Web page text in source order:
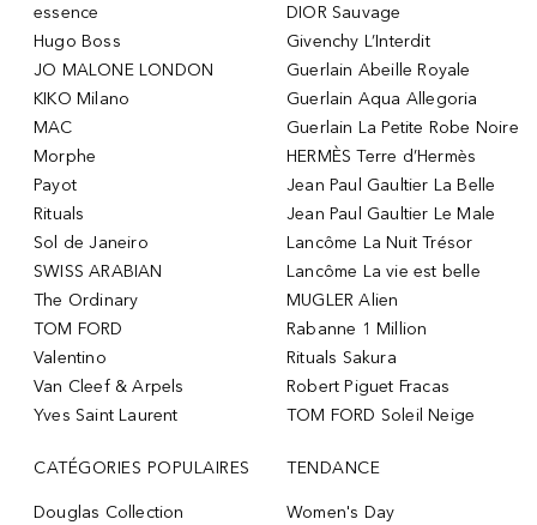
essence
Hugo Boss
JO MALONE LONDON
KIKO Milano
MAC
Morphe
Payot
Rituals
Sol de Janeiro
SWISS ARABIAN
The Ordinary
TOM FORD
Valentino
Van Cleef & Arpels
Yves Saint Laurent
DIOR Sauvage
Givenchy L’Interdit
Guerlain Abeille Royale
Guerlain Aqua Allegoria
Guerlain La Petite Robe Noire
HERMÈS Terre d’Hermès
Jean Paul Gaultier La Belle
Jean Paul Gaultier Le Male
Lancôme La Nuit Trésor
Lancôme La vie est belle
MUGLER Alien
Rabanne 1 Million
Rituals Sakura
Robert Piguet Fracas
TOM FORD Soleil Neige
CATÉGORIES POPULAIRES
Douglas Collection
TENDANCE
Women's Day